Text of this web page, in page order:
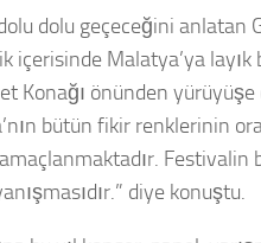
dolu geçeceğini anlatan
içerisinde Malatya’ya
Konağı önünden
bütün fikir renklerinin
Festivalin
diye konuştu.